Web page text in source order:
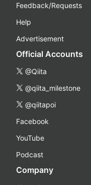
Feedback/Requests
Help
Advertisement
Official Accounts
@Qiita
@qiita_milestone
@qiitapoi
Facebook
YouTube
Podcast
Company